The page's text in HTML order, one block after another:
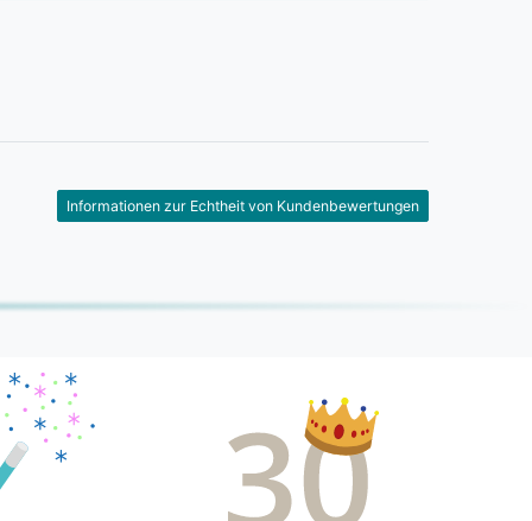
Informationen zur Echtheit von Kundenbewertungen